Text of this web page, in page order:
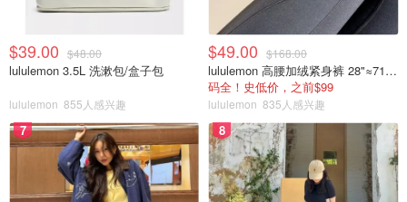
$39.00 $48.00
lululemon 3.5L 洗漱包/盒子包
lululemon 855人感兴趣
$49.00 $168.00
lululemon 高腰加绒紧身裤 28"≈71cm 5个口袋
码全！史低价，之前$99
lululemon 835人感兴趣
7 8